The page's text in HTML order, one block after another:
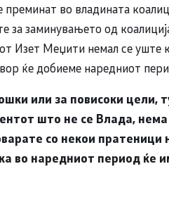
во владината
за заминувањето од
Изет Меџити немал се уште
ќе добиеме наредниот
или за повисоки цели,
што не се Влада,
со некои
во наредниот период ќе